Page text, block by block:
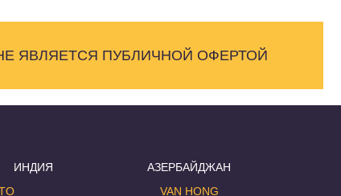
ЯВЛЯЕТСЯ ПУБЛИЧНОЙ ОФЕРТОЙ
ИНДИЯ
АЗЕРБАЙДЖАН
VAN HONG